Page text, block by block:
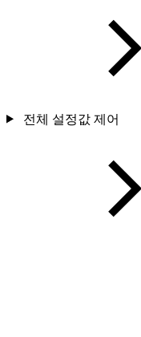
전체 설정값 제어